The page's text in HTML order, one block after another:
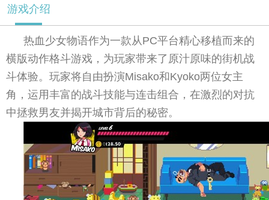
游戏介绍
热血少女物语作为一款从PC平台精心移植而来的
横版动作格斗游戏，为玩家带来了原汁原味的街机战
斗体验。玩家将自由扮演Misako和Kyoko两位女主
角，运用丰富的战斗技能与连击组合，在激烈的对抗
中拯救男友并揭开城市背后的秘密。